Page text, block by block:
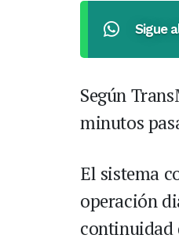
Sigue
Según
minutos
El sistema
operación
continuidad